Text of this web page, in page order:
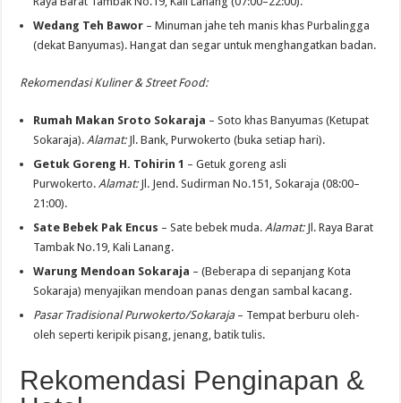
Wedang Teh Bawor – Minuman jahe teh manis khas Purbalingga
(dekat Banyumas). Hangat dan segar untuk menghangatkan badan.
Rekomendasi Kuliner & Street Food:
Rumah Makan Sroto Sokaraja – Soto khas Banyumas (Ketupat
Sokaraja).Alamat:Jl. Bank, Purwokerto (buka setiap hari).
Getuk Goreng H. Tohirin 1 – Getuk goreng asli
Purwokerto.Alamat:Jl. Jend. Sudirman No.151, Sokaraja (08:00–
21:00).
Sate Bebek Pak Encus – Sate bebek muda.Alamat:Jl. Raya Barat
Tambak No.19, Kali Lanang.
Warung Mendoan Sokaraja – (Beberapa di sepanjang Kota
Sokaraja) menyajikan mendoan panas dengan sambal kacang.
Pasar Tradisional Purwokerto/Sokaraja– Tempat berburu oleh-
oleh seperti keripik pisang, jenang, batik tulis.
Rekomendasi Penginapan &